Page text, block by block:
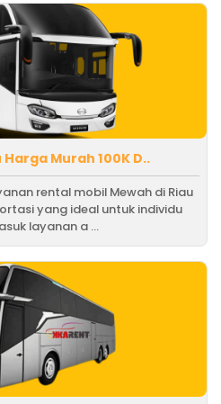
Murah 100K D..
rental mobil Mewah di Riau
yang ideal untuk individu
layanan a ...